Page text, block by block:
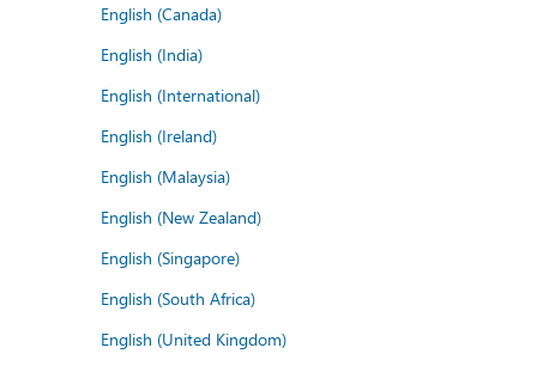
English (Canada)
English (India)
English (International)
English (Ireland)
English (Malaysia)
English (New Zealand)
English (Singapore)
English (South Africa)
English (United Kingdom)